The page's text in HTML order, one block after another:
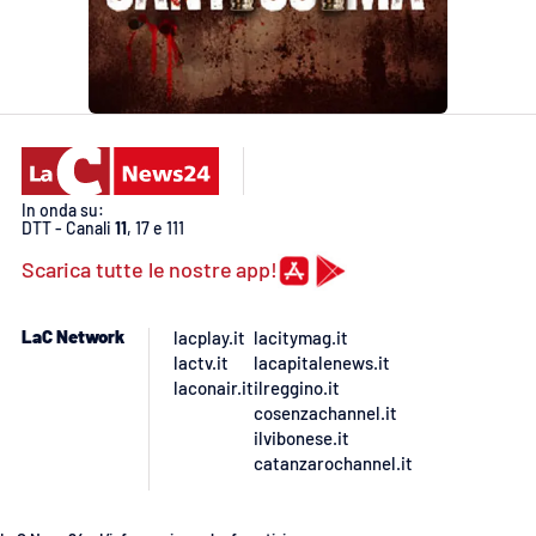
Lacplay.it
Lactv.it
Lacitymag.it
Cosenzachannel.it
Catanzarochannel.it
In onda su:
DTT - Canali 11, 17 e 111
Scarica tutte le nostre app!
LaC Network
lacplay.it
lactv.it
laconair.it
lacitymag.it
lacapitalenews.it
ilreggino.it
cosenzachannel.it
ilvibonese.it
catanzarochannel.it